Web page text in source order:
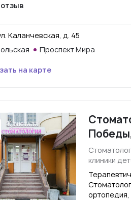
отзыв
Каланчевская, д. 45
Проспект Мира
на карте
клиники